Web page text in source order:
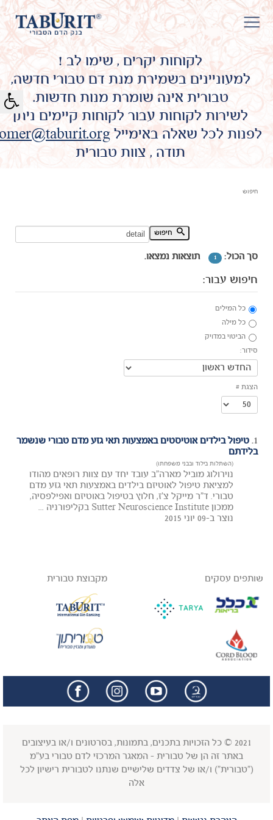
לקוחות יקרים , שימו לב !
למעוניינים בשמירת מנת דם טבורי חדשה,
טבורית אינה שומרת מנות חדשות.
לשירות לקוחות עבור לקוחות קיימים ניתן
לפנות לכל שאלה באימייל
תודה , צוות טבורית
חיפוש
חיפוש מילת מפתח:
סך הכול: 1 תוצאות נמצאו.
חיפוש עבור:
כל המילים
כל מילה
הביטוי במדויק
סידור:
הצגת #
1. טיפול בילדים אוטיסטים באמצעות תאי גזע מדם טבורי שנשמר
בלידתם
(השתלות בילוד ובבני משפחתו)
נוירולוג מוביל מארה"ב עובד יחד עם צוות רופאים מהודו
למציאת טיפול לאוטיזם בילדים באמצעות תאי גזע מדם
טבורי. ד"ר מייקל צ'ז, חלוץ בטיפול באוטיזם ואפילפסיה,
ממכון Sutter Neuroscience Institute בקליפורניה ...
נוצר ב-09 יוני 2015
שותפים עסקים מקבוצת טבורית
2021 © כל הזכויות בתכנים, בתמונות, בסרטונים ו/או בעיצובים
באתר זה הן של טבורית - המאגר המרכזי לדם טבורי בע"מ
("טבורית") ו/או של צדדים שלישיים שנתנו לטבורית רישיון לכל
אלה